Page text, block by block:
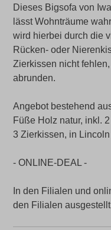
Dieses Bigsofa von
lässt Wohnträume
wird hierbei durch die
Rücken- oder
Zierkissen nicht
abrunden.
Angebot bestehend
Füße Holz natur, inkl.
3 Zierkissen, in
- ONLINE-DEAL -
In den Filialen und
den Filialen